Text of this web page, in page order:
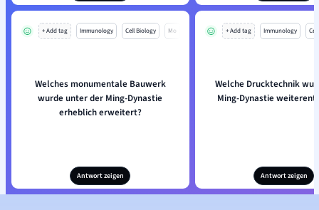
+ Add tag Immunology Cell Biology Mo
Welches monumentale Bauwerk
wurde unter der Ming-Dynastie
erheblich erweitert?
Antwort zeigen
+ Add tag Immunology
Welche Drucktechnik
Ming-Dynastie
Antwort zeigen